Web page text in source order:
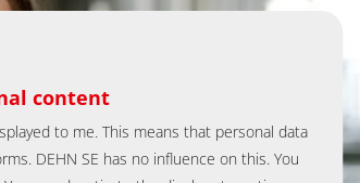
content
to me. This means that personal data
DEHN SE has no influence on this. You